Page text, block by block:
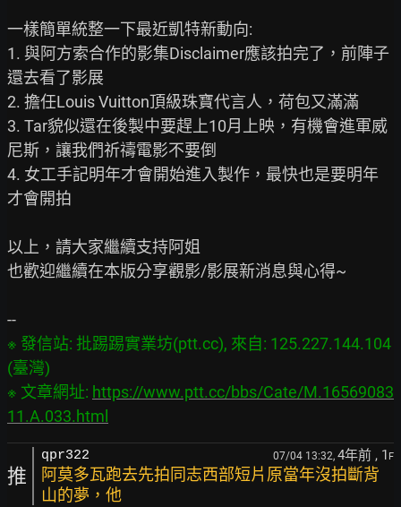
一樣簡單統整一下最近凱特新動向:
1. 與阿方索合作的影集Disclaimer應該拍完了，前陣子
還去看了影展
2. 擔任Louis Vuitton頂級珠寶代言人，荷包又滿滿
3. Tar貌似還在後製中要趕上10月上映，有機會進軍威
尼斯，讓我們祈禱電影不要倒
4. 女工手記明年才會開始進入製作，最快也是要明年
才會開拍
以上，請大家繼續支持阿姐
也歡迎繼續在本版分享觀影/影展新消息與心得~
※ 發信站: 批踢踢實業坊(ptt.cc), 來自: 125.227.144.104
(臺灣)
※ 文章網址: https://www.ptt.cc/bbs/Cate/M.16569083
11.A.033.html
推
qpr322 07/04 13:32, 4年前 , 1 F
阿莫多瓦跑去先拍同志西部短片原當年沒拍斷背
山的夢，他